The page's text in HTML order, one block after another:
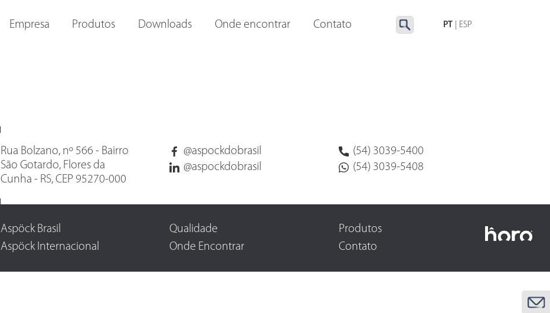
Empresa Produtos Downloads Onde encontrar Contato PT ESP
Rua Bolzano, nº 566 - Bairro
São Gotardo, Flores da
Cunha - RS, CEP 95270-000
@aspockdobrasil
@aspockdobrasil
(54) 3039-5400
(54) 3039-5408
Aspöck Brasil
Aspöck Internacional
Qualidade
Onde Encontrar
Produtos
Contato